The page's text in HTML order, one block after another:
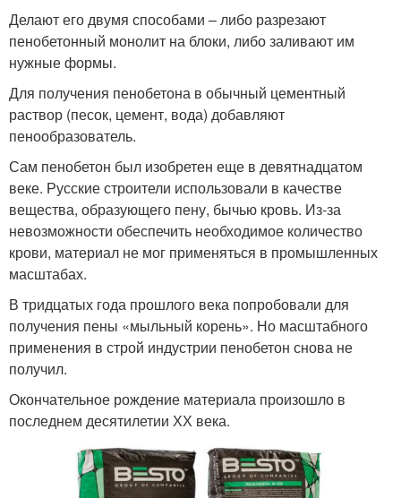
Делают его двумя способами – либо разрезают
пенобетонный монолит на блоки, либо заливают им
нужные формы.
Для получения пенобетона в обычный цементный
раствор (песок, цемент, вода) добавляют
пенообразователь.
Сам пенобетон был изобретен еще в девятнадцатом
веке. Русские строители использовали в качестве
вещества, образующего пену, бычью кровь. Из-за
невозможности обеспечить необходимое количество
крови, материал не мог применяться в промышленных
масштабах.
В тридцатых года прошлого века попробовали для
получения пены «мыльный корень». Но масштабного
применения в строй индустрии пенобетон снова не
получил.
Окончательное рождение материала произошло в
последнем десятилетии ХХ века.